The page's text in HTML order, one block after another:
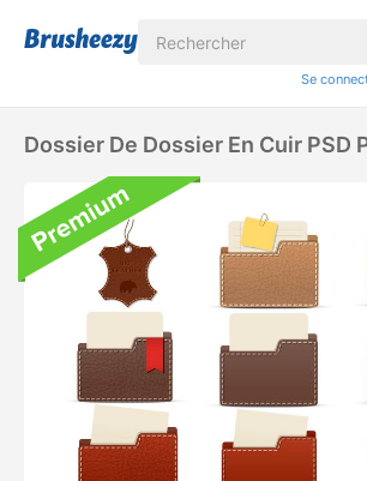
Se
Dossier De Dossier En Cuir PSD